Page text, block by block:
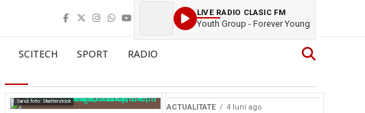
LIVE RADIO CLASIC FM
Youth Group - Forever Young
SCITECH SPORT RADIO
Sursă foto: Shutterstock
ACTUALITATE 4 luni ago